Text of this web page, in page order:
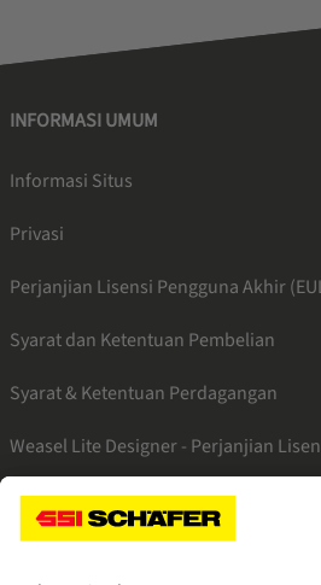
INFORMASI UMUM
Informasi Situs
Privasi
Perjanjian Lisensi Pengguna Akhir
Syarat dan Ketentuan Pembelian
Syarat & Ketentuan Perdagangan
Weasel Lite Designer - Perjanjian